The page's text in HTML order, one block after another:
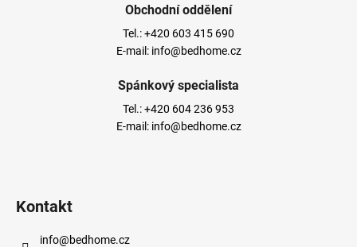
Obchodní oddělení
Tel.:+420 603 415 690
E-mail: info@bedhome.cz
Spánkový specialista
Tel.:+420 604 236 953
E-mail: info@bedhome.cz
Kontakt
info@bedhome.cz